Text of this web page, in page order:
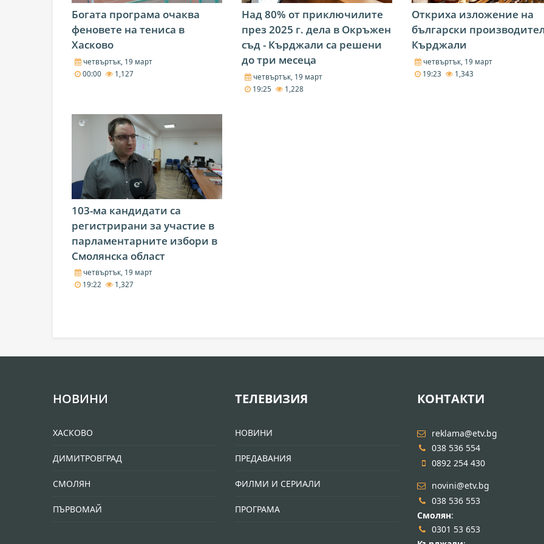
Богата програма очаква
феновете на тениса в
Хасково
четвъртък, 19 март
00:00
1,127
Над 80% от приключилите
през 2025 г. дела в Окръжен
съд - Кърджали са решени
до три месеца
четвъртък, 19 март
19:25
1,228
Откриха изложение на
български
Кърджали
четвъртък, 19 март
19:23
1,343
103-ма кандидати са
регистрирани за участие в
парламентарните избори в
Смолянска област
четвъртък, 19 март
19:22
1,327
НОВИНИ
ХАСКОВО
ДИМИТРОВГРАД
СМОЛЯН
ПЪРВОМАЙ
ТЕЛЕВИЗИЯ
НОВИНИ
ПРЕДАВАНИЯ
ФИЛМИ И СЕРИАЛИ
ПРОГРАМА
КОНТАКТИ
reklama@etv.bg
038 536 554
0892 254 430
novini@etv.bg
038 536 553
Смолян:
0301 53 653